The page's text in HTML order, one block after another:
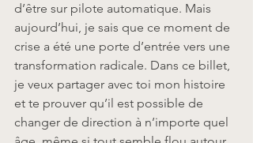
d’être sur pilote automatique. Mais
aujourd’hui, je sais que ce moment de
crise a été une porte d’entrée vers une
transformation radicale. Dans ce billet,
je veux partager avec toi mon histoire
et te prouver qu’il est possible de
changer de direction à n’importe quel